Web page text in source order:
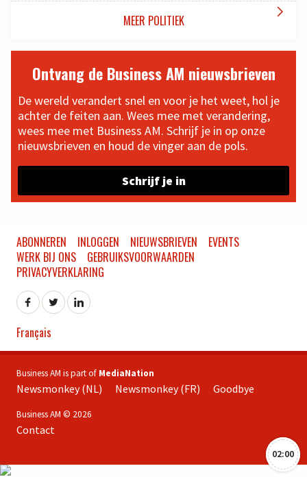
MEER POLITIEK 
Ontvang de Business AM nieuwsbrieven
De wereld verandert snel en voor je het weet, hol je
achter de feiten aan. Wees mee met verandering,
wees mee met Business AM. Schrijf je in op onze
nieuwsbrieven en houd de vinger aan de pols.
Schrijf je in
02:00
ABONNEREN INLOGGEN NIEUWSBRIEVEN
EVENTS
WERK BIJ ONS
GEBRUIKSVOORWAARDEN
PRIVACYVERKLARING
Français
Business AM is part of MediaNation
Newsmonkey (NL) Newsmonkey (FR) Goodbye
Business AM © 2026
Contact